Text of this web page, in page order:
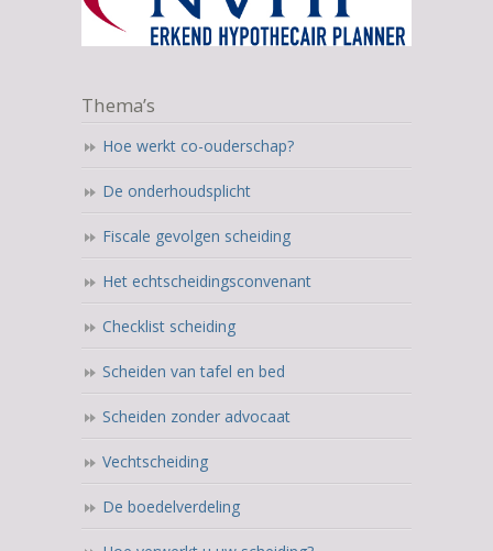
Thema’s
Hoe werkt co-ouderschap?
De onderhoudsplicht
Fiscale gevolgen scheiding
Het echtscheidingsconvenant
Checklist scheiding
Scheiden van tafel en bed
Scheiden zonder advocaat
Vechtscheiding
De boedelverdeling